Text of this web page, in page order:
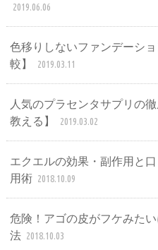
2019.06.06
色移りしないファンデーシ
較】
2019.03.11
人気のプラセンタサプリの
教える】
2019.03.02
エクエルの効果・副作用と
用術 2018.10.09
危険！アゴの皮がフケみた
法 2018.10.03